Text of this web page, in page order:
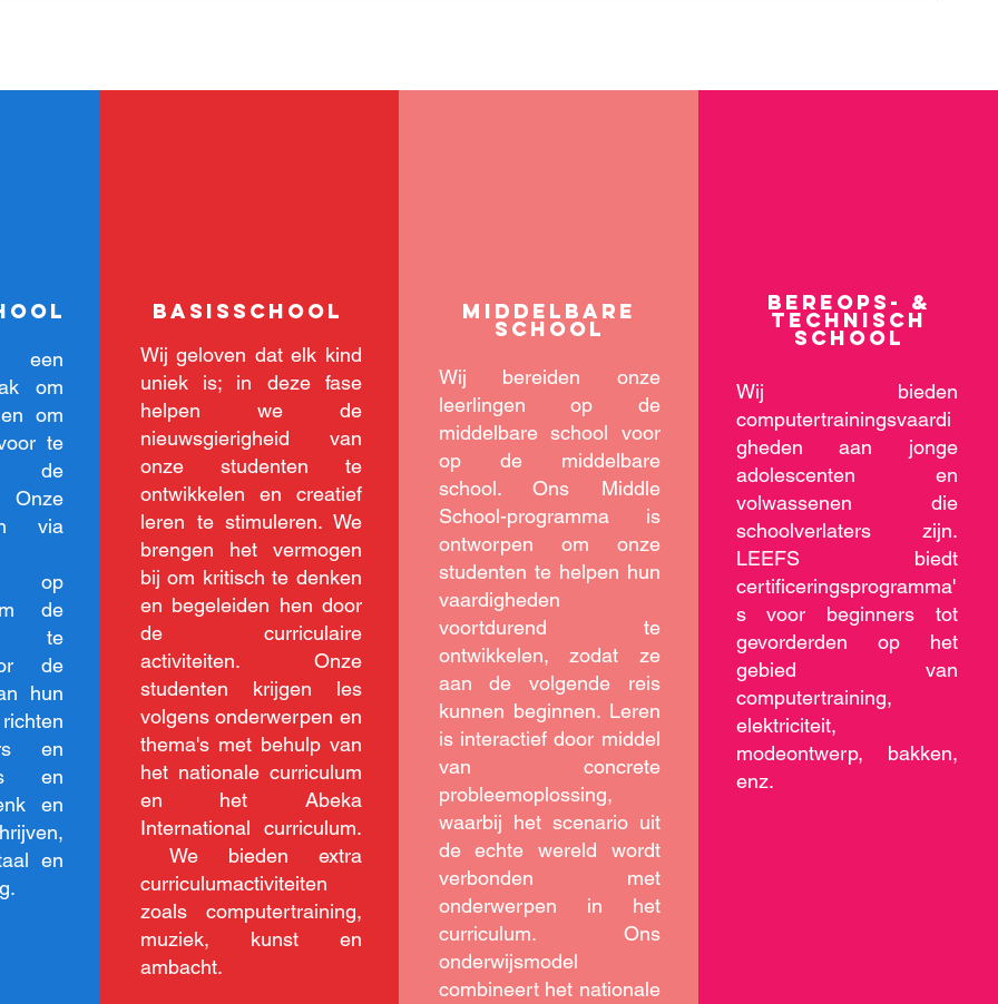
een
om
om
te
de
via
op
de
te
de
hun
en
en
en
en
basisschool
Wij geloven dat elk kind
uniek is; in deze fase
helpen we de
nieuwsgierigheid van
onze studenten te
ontwikkelen en creatief
leren te stimuleren. We
brengen het vermogen
bij om kritisch te denken
en begeleiden hen door
de curriculaire
activiteiten. Onze
studenten krijgen les
volgens onderwerpen en
thema's met behulp van
het nationale curriculum
en het Abeka
International curriculum.
We bieden extra
curriculumactiviteiten
zoals computertraining,
muziek, kunst en
ambacht.
middelbare
school
Wij bereiden onze
leerlingen op de
middelbare school voor
op de middelbare
school. Ons Middle
School-programma is
ontworpen om onze
studenten te helpen hun
vaardigheden
voortdurend te
ontwikkelen, zodat ze
aan de volgende reis
kunnen beginnen. Leren
is interactief door middel
van concrete
probleemoplossing,
waarbij het scenario uit
de echte wereld wordt
verbonden met
onderwerpen in het
curriculum. Ons
onderwijsmodel
combineert het nationale
Bereops- &
technisch
school
Wij bieden
computertrainingsvaardi
gheden aan jonge
adolescenten en
volwassenen die
schoolverlaters zijn.
LEEFS biedt
certificeringsprogramma'
s voor beginners tot
gevorderden op het
gebied van
computertraining,
elektriciteit,
modeontwerp, bakken,
enz.